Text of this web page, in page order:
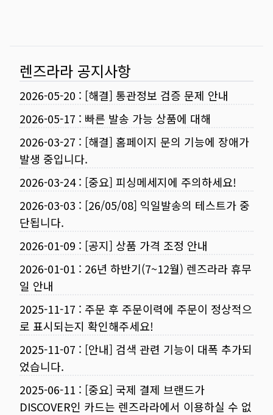
렌즈라라 공지사항
2026-05-20 : [해결] 통관정보 검증 문제 안내
2026-05-17 : 빠른 발송 가능 상품에 대해
2026-03-27 : [해결] 홈페이지 문의 기능에 장애가
발생 중입니다.
2026-03-24: [중요] 피싱메세지에 주의하세요!
2026-03-03 : [26/05/08] 익일발송의 테스트가 중
단됩니다.
2026-01-09 : [공지] 상품 가격 조정 안내
2026-01-01 : 26년 하반기(7~12월) 렌즈라라 휴무
일 안내
2025-11-17 : 주문 후 주문이력에 주문이 정상적으
로 표시되는지 확인해주세요!
2025-11-07 : [안내] 검색 관련 기능이 대폭 추가되
었습니다.
2025-06-11 : [중요] 국제 결제 브랜드가
DISCOVER인 카드는 렌즈라라에서 이용하실 수 없